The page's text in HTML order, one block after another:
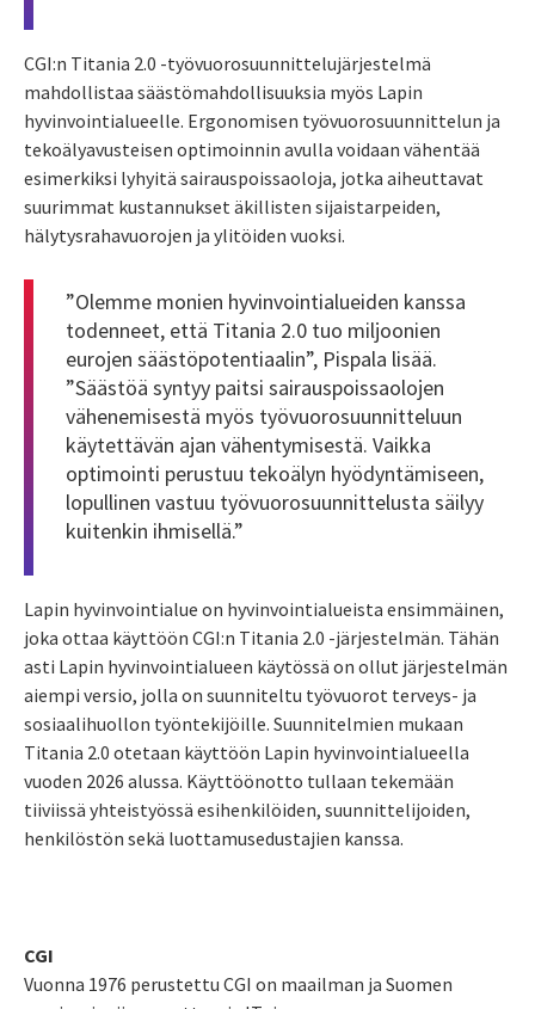
CGI:n Titania 2.0 -työvuorosuunnittelujärjestelmä
mahdollistaa säästömahdollisuuksia myös Lapin
hyvinvointialueelle. Ergonomisen työvuorosuunnittelun ja
tekoälyavusteisen optimoinnin avulla voidaan vähentää
esimerkiksi lyhyitä sairauspoissaoloja, jotka aiheuttavat
suurimmat kustannukset äkillisten sijaistarpeiden,
hälytysrahavuorojen ja ylitöiden vuoksi.
”Olemme monien hyvinvointialueiden kanssa
todenneet, että Titania 2.0 tuo miljoonien
eurojen säästöpotentiaalin”, Pispala lisää.
”Säästöä syntyy paitsi sairauspoissaolojen
vähenemisestä myös työvuorosuunnitteluun
käytettävän ajan vähentymisestä. Vaikka
optimointi perustuu tekoälyn hyödyntämiseen,
lopullinen vastuu työvuorosuunnittelusta säilyy
kuitenkin ihmisellä.”
Lapin hyvinvointialue on hyvinvointialueista ensimmäinen,
joka ottaa käyttöön CGI:n Titania 2.0 -järjestelmän. Tähän
asti Lapin hyvinvointialueen käytössä on ollut järjestelmän
aiempi versio, jolla on suunniteltu työvuorot terveys- ja
sosiaalihuollon työntekijöille. Suunnitelmien mukaan
Titania 2.0 otetaan käyttöön Lapin hyvinvointialueella
vuoden 2026 alussa. Käyttöönotto tullaan tekemään
tiiviissä yhteistyössä esihenkilöiden, suunnittelijoiden,
henkilöstön sekä luottamusedustajien kanssa.
CGI
Vuonna 1976 perustettu CGI on maailman ja Suomen